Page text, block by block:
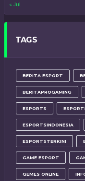
« Jul
TAGS
BERITA ESPORT
BERITAPROGAMING
ESPORTS
ESPORTSINDONESIA
ESPORTSTERKINI
GAME ESPORT
GEMES ONLINE